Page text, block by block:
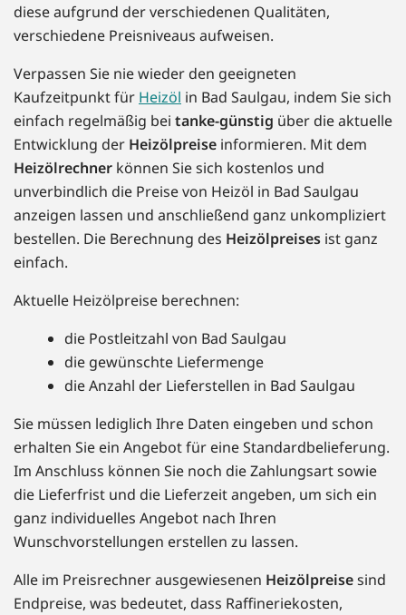
diese aufgrund der verschiedenen Qualitäten,
verschiedene Preisniveaus aufweisen.
Verpassen Sie nie wieder den geeigneten
Kaufzeitpunkt für Heizöl in Bad Saulgau, indem Sie sich
einfach regelmäßig bei tanke-günstig über die aktuelle
Entwicklung der Heizölpreise informieren. Mit dem
Heizölrechner können Sie sich kostenlos und
unverbindlich die Preise von Heizöl in Bad Saulgau
anzeigen lassen und anschließend ganz unkompliziert
bestellen. Die Berechnung des Heizölpreises ist ganz
einfach.
Aktuelle Heizölpreise berechnen:
die Postleitzahl von Bad Saulgau
die gewünschte Liefermenge
die Anzahl der Lieferstellen in Bad Saulgau
Sie müssen lediglich Ihre Daten eingeben und schon
erhalten Sie ein Angebot für eine Standardbelieferung.
Im Anschluss können Sie noch die Zahlungsart sowie
die Lieferfrist und die Lieferzeit angeben, um sich ein
ganz individuelles Angebot nach Ihren
Wunschvorstellungen erstellen zu lassen.
Alle im Preisrechner ausgewiesenen Heizölpreisesind
Endpreise, was bedeutet, dass Raffineriekosten,